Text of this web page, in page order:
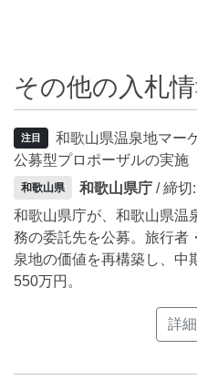
その他の入札
注目
和歌山県温泉地マー
公募型プロポーザルの実施
和歌山県 和歌山県庁 / 締切
和歌山県庁が、和歌山県温
務の委託先を公募。旅行者
泉地の価値を再構築し、中
550万円。
詳